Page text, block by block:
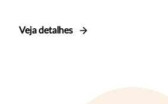
Veja detalhes